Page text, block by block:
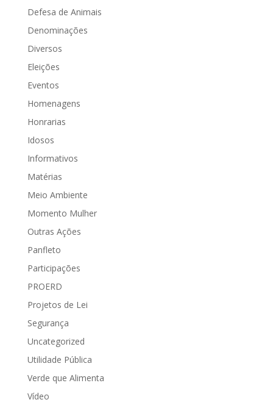
Defesa de Animais
Denominações
Diversos
Eleições
Eventos
Homenagens
Honrarias
Idosos
Informativos
Matérias
Meio Ambiente
Momento Mulher
Outras Ações
Panfleto
Participações
PROERD
Projetos de Lei
Segurança
Uncategorized
Utilidade Pública
Verde que Alimenta
Vídeo